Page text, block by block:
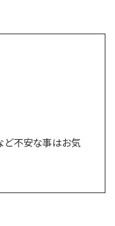
ど不安な事はお気